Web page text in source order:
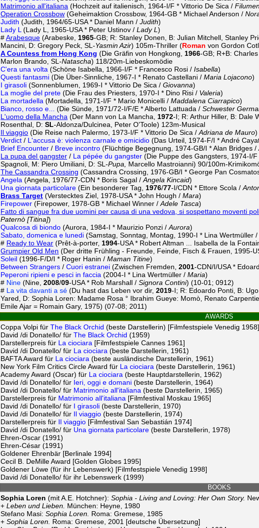
Matrimonio all'italiana (Hochzeit auf italienisch, 1964-I/F * Vittorio De Sica /
Operation Crossbow (Geheimaktion Crossbow, 1964-GB * Michael Anderson /
Judith (Judith, 1964/65-USA * Daniel Mann / Judith)
Lady L (Lady L, 1965-USA * Peter Ustinov / Lady L )
#Arabesque (Arabeske, 1965-GB; R: Stanley Donen, B: Julian Mitchell, Stanley
Mancini, D: Gregory Peck, SL-Yasmin Azir) 105m-Thriller (Roman von Gordon
A Countess from Hong Kong (Die Gräfin von Hongkong, 1966-GB; R+B:
Marlon Brando, SL-Natascha) 118/20m-Liebeskomödie
C'era una volta (Schöne Isabella, 1966-I/F * Francesco Rosi / Isabella)
Questi fantasmi (Die Über-Sinnliche, 1967-I * Renato Castellani / Maria Lojacono)
I girasoli (Sonnenblumen, 1969-I * Vittorio De Sica / Giovanna)
La moglie del prete (Die Frau des Priesters, 1970-I * Dino Risi / Valeria)
La mortadella (Mortadella, 1971-I/F * Mario Monicelli / Maddalena Ciarrapico)
Bianco, rosso e...
(Die Sünde, 1971/72-I/F/E * Alberto Lattuada / Schwester
L'uomo della Mancha (Der Mann von La Mancha, 1972-I; R: Arthur Hiller, B: Dale
Rosenthal, D: SL-Aldonza/Dulcinea, Peter O'Toole) 123m-Musical
Il viaggio (Die Reise nach Palermo, 1973-I/F * Vittorio De Sica / Adriana de Mauro)
Verdict / L'accusa è: violenza carnale e omicidio (Das Urteil, 1974-F/I * André
Brief Encounter / Breve incontro (Flüchtige Begegnung, 1974-GB/I * Alan Bridges /
La pupa del gangster / La pépée du gangster (Die Puppe des Gangsters, 1974-I/
Spagnoli, M: Piero Umiliani, D: SL-Pupa, Marcello Mastroianni) 90/100m-
The Cassandra Crossing (Cassandra Crossing, 1976-GB/I * George Pan
Angela (Angela, 1976/77-CDN * Boris Sagal / Angela Kincaid)
Una giornata particolare (Ein besonderer Tag, 1976/77-I/CDN * Ettore Scola /
Brass Target (Verstecktes Ziel, 1978-USA * John Hough / Mara)
Firepower (Firepower, 1978-GB * Michael Winner / Adele Tasca)
Fatto di sangue fra due uomini per causa di una vedova, si sospettano moventi
Paternò [Titina])
Qualcosa di biondo (Aurora, 1984-I * Maurizio Ponzi / Aurora)
Sabato, domenica e lunedi (Samstag, Sonntag, Montag, 1990-I * Lina Wertmüller /
# Ready to Wear (Prêt-à-porter, 1994-USA * Robert Altman ... Isabella de la
Grumpier Old Men (Der dritte Frühling - Freunde, Feinde, Fisch & Frauen, 1995-
Soleil (1996-F/D/I * Roger Hanin / Maman Titine)
Between Strangers / Cuori estranei (Zwischen Fremden, 2001-CDN/I/USA *
Peperoni ripieni e pesci in faccia (2004-I * Lina Wertmüller / Maria)
# Nine (Nine, 2008/09-USA * Rob Marshall / Signora Contini) (10-01; 0912)
# La vita davanti a sé (Du hast das Leben vor dir, 2019-I; R: Edoardo Ponti, B:
Yared, D: Sophia Loren: Madame Rosa ° Ibrahim Gueye: Momò, Renato
Emile Ajar = Romain Gary, 1975) (07-08; 2011)
AWARDS
Coppa Volpi für The Black Orchid (beste Darstellerin) [Filmfestspiele Venedig 1958]
David /di Donatello/ für The Black Orchid (1959)
Darstellerpreis für La ciociara [Filmfestspiele Cannes 1961]
David /di Donatello/ für La ciociara (beste Darstellerin, 1961)
BAFTA Award für La ciociara (beste ausländische Darstellerin, 1961)
New York Film Critics Circle Award für La ciociara (beste Darstellerin, 1961)
Academy Award (Oscar) für La ciociara (beste Hauptdarstellerin, 1962)
David /di Donatello/ für Ieri, oggi e domani (beste Darstellerin, 1964)
David /di Donatello/ für Matrimonio all'italiana (beste Darstellerin, 1965)
Darstellerpreis für Matrimonio all'italiana [Filmfestival Moskau 1965]
David /di Donatello/ für I girasoli (beste Darstellerin, 1970)
David /di Donatello/ für Il viaggio (beste Darstellerin, 1974)
Darstellerpreis für Il viaggio [Filmfestival San Sebastián 1974]
David /di Donatello/ für Una giornata particolare (beste Darstellerin, 1978)
Ehren-Oscar (1991)
Ehren-César (1991)
Goldener Ehrenbär [Berlinale 1994]
Cecil B. DeMille Award [Golden Globes 1995]
Goldener Löwe (für ihr Lebenswerk) [Filmfestspiele Venedig 1998]
David /di Donatello/ für ihr Lebenswerk (1999)
BOOKS
Sophia Loren (mit A.E. Hotchner): Sophia - Living and Loving: Her Own Story.
+ Leben und Lieben. München: Heyne, 1980
Stefano Masi: Sophia Loren. Roma: Gremese, 1985
+ Sophia Loren. Roma: Gremese, 2001 [deutsche Übersetzung]